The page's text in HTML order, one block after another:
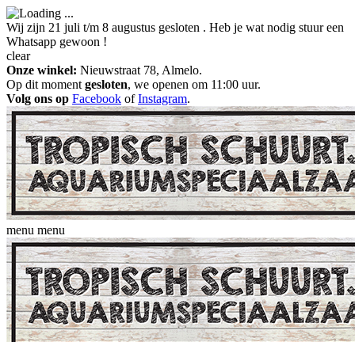
Wij zijn 21 juli t/m 8 augustus gesloten . Heb je wat nodig stuur een
Whatsapp gewoon !
clear
Onze winkel: Nieuwstraat 78, Almelo.
Op dit moment gesloten, we openen om 11:00 uur.
Volg ons op Facebook ofInstagram.
menu menu